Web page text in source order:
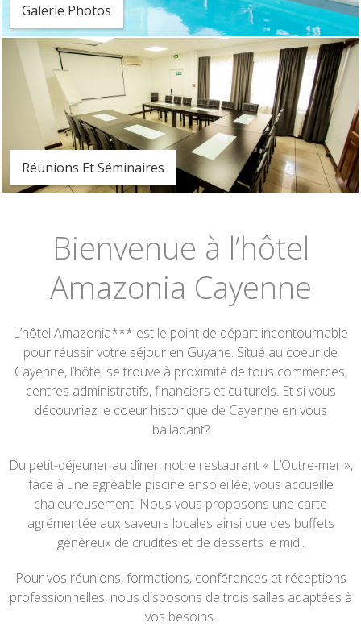
Galerie Photos
Réunions Et Séminaires
Bienvenue à l’hôtel
Amazonia Cayenne
L’hôtel Amazonia*** est le point de départ incontournable
pour réussir votre séjour en Guyane. Situé au coeur de
Cayenne, l’hôtel se trouve à proximité de tous commerces,
centres administratifs, financiers et culturels. Et si vous
découvriez le coeur historique de Cayenne en vous
balladant?
Du petit-déjeuner au dîner, notre restaurant « L’Outre-mer »,
face à une agréable piscine ensoleillée, vous accueille
chaleureusement. Nous vous proposons une carte
agrémentée aux saveurs locales ainsi que des buffets
généreux de crudités et de desserts le midi.
Pour vos réunions, formations, conférences et réceptions
professionnelles, nous disposons de trois salles adaptées à
vos besoins.